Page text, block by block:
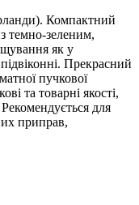
Компактний
темно-зеленим,
як у
Прекрасний
пучкової
та товарні якості,
для
приправ,